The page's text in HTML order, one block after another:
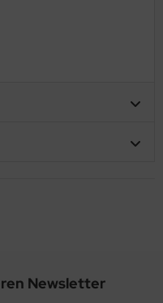
Newsletter